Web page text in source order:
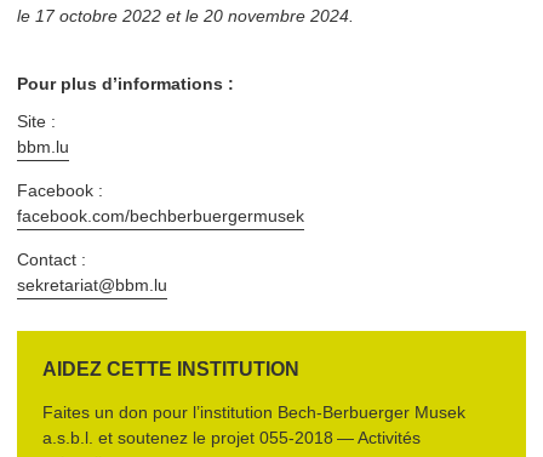
le 17 octobre 2022 et le 20 novembre 2024.
Pour plus d’informations :
Site :
bbm​.lu
Facebook :
facebook​.com/​b​e​c​h​b​e​r​b​u​e​r​g​e​r​musek
Contact :
sekretariat@​bbm.​lu
AIDEZ CETTE INSTITUTION
Faites un don pour l’institution Bech-Berbuerger Musek
a.s.b.l. et soutenez le projet 055‑2018 — Activités